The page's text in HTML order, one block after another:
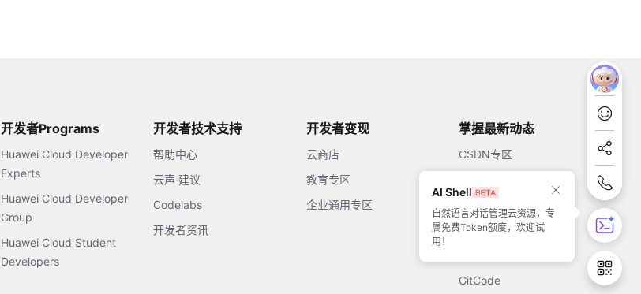
开发者Programs
Huawei Cloud Developer
Experts
Huawei Cloud Developer
Group
Huawei Cloud Student
Developers
开发者技术支持
帮助中心
云声·建议
Codelabs
开发者资讯
开发者变现
云商店
教育专区
企业通用专区
掌握最新动态
CSDN专区
51CTO
GitCode
AI Shell
自然语言对话管理云资源，专
属免费Token额度，欢迎试
用！